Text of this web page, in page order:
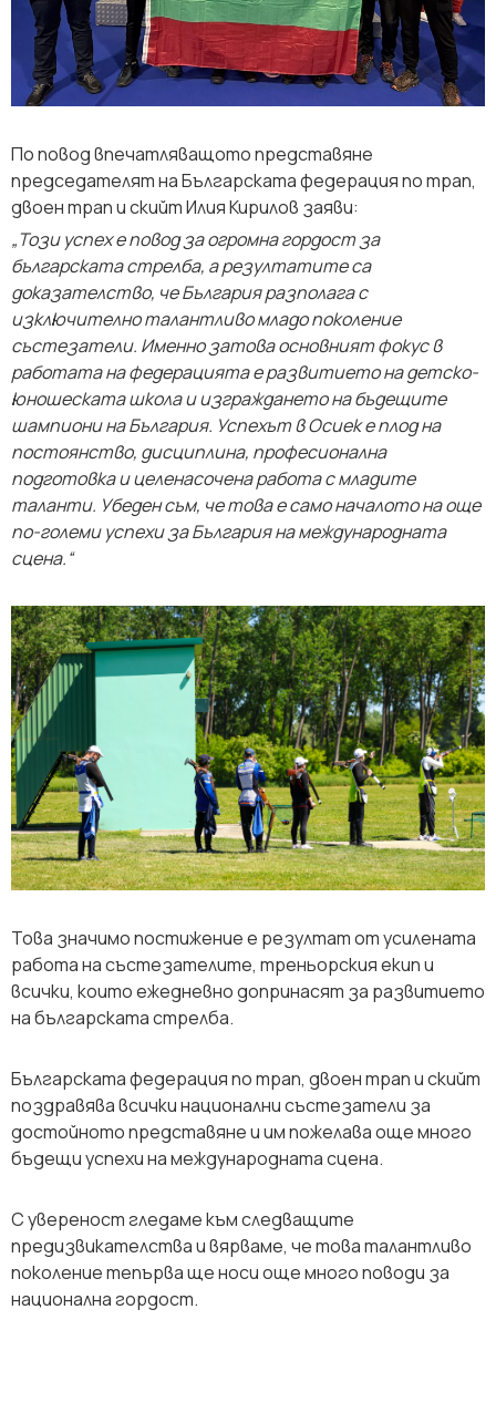
По повод впечатляващото представяне
председателят на Българската федерация по трап,
двоен трап и скийт Илия Кирилов заяви:
„Този успех е повод за огромна гордост за
българската стрелба, а резултатите са
доказателство, че България разполага с
изключително талантливо младо поколение
състезатели. Именно затова основният фокус в
работата на федерацията е развитието на детско-
юношеската школа и изграждането на бъдещите
шампиони на България. Успехът в Осиек е плод на
постоянство, дисциплина, професионална
подготовка и целенасочена работа с младите
таланти. Убеден съм, че това е само началото на още
по-големи успехи за България на международната
сцена.“
Това значимо постижение е резултат от усилената
работа на състезателите, треньорския екип и
всички, които ежедневно допринасят за развитието
на българската стрелба.
Българската федерация по трап, двоен трап и скийт
поздравява всички национални състезатели за
достойното представяне и им пожелава още много
бъдещи успехи на международната сцена.
С увереност гледаме към следващите
предизвикателства и вярваме, че това талантливо
поколение тепърва ще носи още много поводи за
национална гордост.